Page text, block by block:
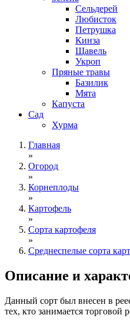
Сельдерей
Любисток
Петрушка
Кинза
Щавель
Укроп
Пряные травы
Базилик
Мята
Капуста
Сад
Хурма
Главная
»
Огород
»
Корнеплоды
»
Картофель
»
Сорта картофеля
»
Среднеспелые сорта
Описание и
Данный сорт был внесен в
тех, кто занимается